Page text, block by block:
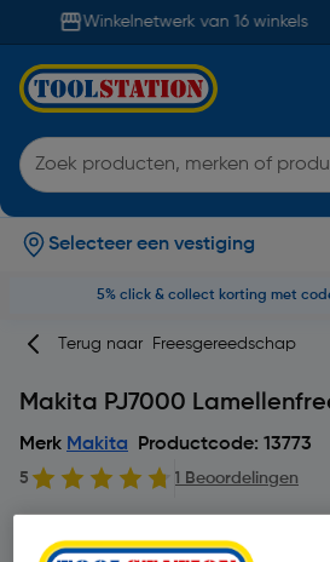
Winkelnetwerk van 16 winkels
Selecteer een vestiging
5% click & collect korting met
Terug naar Freesgereedschap
Makita PJ7000
Merk Makita Productcode: 13773
5 1 Beoordelingen